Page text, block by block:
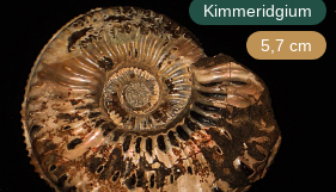
Kimmeridgium
5,7 cm